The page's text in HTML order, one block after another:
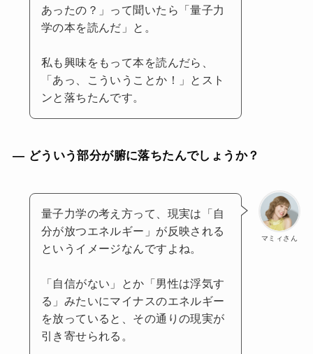
あったの？」って聞いたら「量子力
学の本を読んだ」と。
私も興味をもって本を読んだら、
「あっ、こういうことか！」とスト
ンと落ちたんです。
— どういう部分が腑に落ちたんでしょうか？
マミィさん
量子力学の考え方って、現実は「自
分が放つエネルギー」が反映される
というイメージなんですよね。
「自信がない」とか「男性は浮気す
る」みたいにマイナスのエネルギー
を放っていると、その通りの現実が
引き寄せられる。